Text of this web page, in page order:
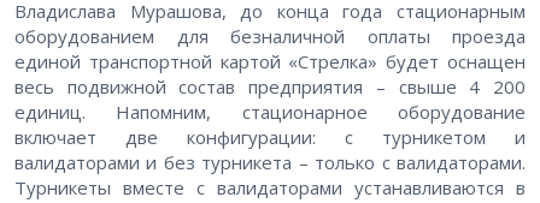
Владислава Мурашова, до конца года стационарным
оборудованием для безналичной оплаты проезда
единой транспортной картой «Стрелка» будет оснащен
весь подвижной состав предприятия – свыше 4 200
единиц. Напомним, стационарное оборудование
включает две конфигурации: с турникетом и
валидаторами и без турникета – только с валидаторами.
Турникеты вместе с валидаторами устанавливаются в